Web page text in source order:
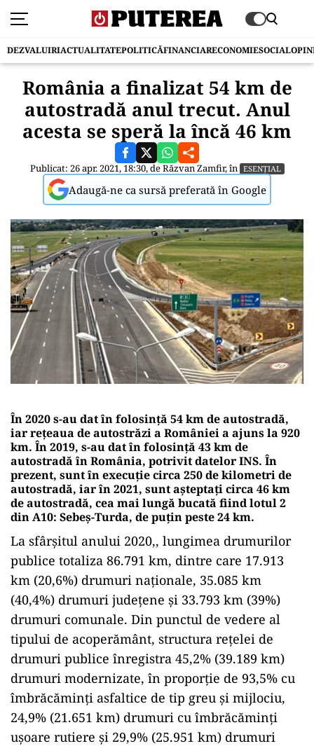
DEZVALUIRIACTUALITATEPOLITICĂFINANCIARECONOMIESOCIAL
România a finalizat 54 km de
autostradă anul trecut. Anul
acesta se speră la încă 46 km
Publicat: 26 apr. 2021, 18:30, deRăzvan Zamfir, în ESENȚIAL
Adaugă-ne ca sursă preferată în Google
În 2020 s-au dat în folosinţă 54 km de autostradă,
iar reţeaua de autostrăzi a României a ajuns la 920
km. În 2019, s-au dat în folosinţă 43 km de
autostradă în România, potrivit datelor INS. În
prezent, sunt în execuţie circa 250 de kilometri de
autostradă, iar în 2021, sunt aşteptaţi circa 46 km
de autostradă, cea mai lungă bucată fiind lotul 2
din A10: Sebeş-Turda, de puţin peste 24 km.
La sfârșitul anului 2020,, lungimea drumurilor
publice totaliza 86.791 km, dintre care 17.913
km (20,6%) drumuri naţionale, 35.085 km
(40,4%) drumuri judeţene şi 33.793 km (39%)
drumuri comunale. Din punctul de vedere al
tipului de acoperământ, structura reţelei de
drumuri publice înregistra 45,2% (39.189 km)
drumuri modernizate, în proporţie de 93,5% cu
îmbrăcăminţi asfaltice de tip greu şi mijlociu,
24,9% (21.651 km) drumuri cu îmbrăcăminţi
uşoare rutiere şi 29,9% (25.951 km) drumuri